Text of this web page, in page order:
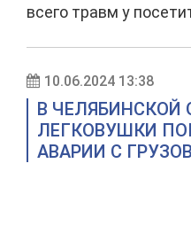
всего травм у
10.06.2024 13:38
В ЧЕЛЯБИНСКОЙ
ЛЕГКОВУШКИ
АВАРИИ С